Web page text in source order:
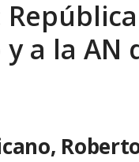
horas de
y a la